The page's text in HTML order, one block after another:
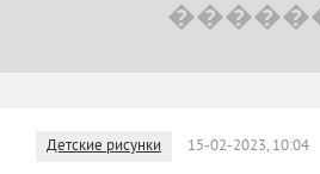
Детские рисунки 15-02-2023, 10:04